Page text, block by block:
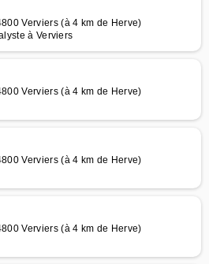
Verviers (à 4 km de Herve)
à Verviers
Verviers (à 4 km de Herve)
Verviers (à 4 km de Herve)
Verviers (à 4 km de Herve)